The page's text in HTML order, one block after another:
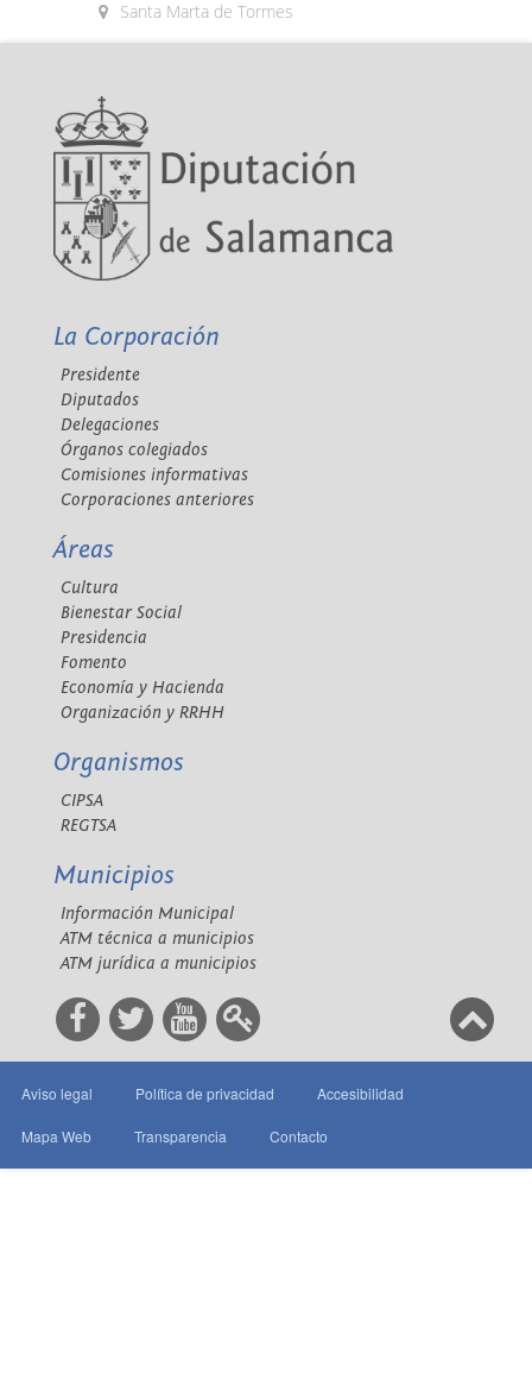
Santa Marta de Tormes
La Corporación
Presidente
Diputados
Delegaciones
Órganos colegiados
Comisiones informativas
Corporaciones anteriores
Áreas
Cultura
Bienestar Social
Presidencia
Fomento
Economía y Hacienda
Organización y RRHH
Organismos
CIPSA
REGTSA
Municipios
Información Municipal
ATM técnica a municipios
ATM jurídica a municipios
Aviso legal Política de privacidad Accesibilidad
Mapa Web Transparencia Contacto